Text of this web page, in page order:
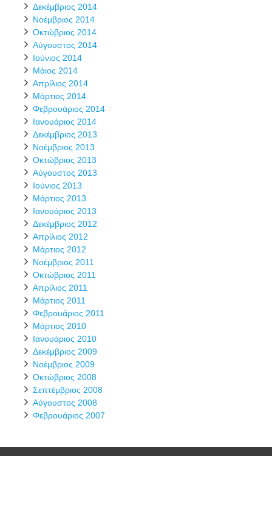
Δεκέμβριος 2014
Νοέμβριος 2014
Οκτώβριος 2014
Αύγουστος 2014
Ιούνιος 2014
Μάιος 2014
Απρίλιος 2014
Μάρτιος 2014
Φεβρουάριος 2014
Ιανουάριος 2014
Δεκέμβριος 2013
Νοέμβριος 2013
Οκτώβριος 2013
Αύγουστος 2013
Ιούνιος 2013
Μάρτιος 2013
Ιανουάριος 2013
Δεκέμβριος 2012
Απρίλιος 2012
Μάρτιος 2012
Νοέμβριος 2011
Οκτώβριος 2011
Απρίλιος 2011
Μάρτιος 2011
Φεβρουάριος 2011
Μάρτιος 2010
Ιανουάριος 2010
Δεκέμβριος 2009
Νοέμβριος 2009
Οκτώβριος 2008
Σεπτέμβριος 2008
Αύγουστος 2008
Φεβρουάριος 2007